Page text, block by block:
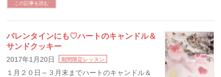
この記事を読む
バレンタインにも♡ハートのキャンドル＆
サンドクッキー
2017年1月20日 期間限定レッスン
１月２０日～３月末までハートのキャンドル＆